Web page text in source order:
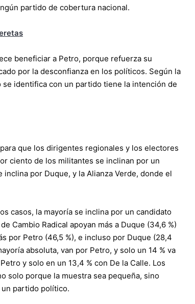
partido de cobertura nacional.
beneficiar a Petro, porque refuerza su
por la desconfianza en los políticos. Según la
identifica con un partido tiene la intención de
que los dirigentes regionales y los electores
ciento de los militantes se inclinan por un
por Duque, y la Alianza Verde, donde el
casos, la mayoría se inclina por un candidato
Cambio Radical apoyan más a Duque (34,6 %)
por Petro (46,5 %), e incluso por Duque (28,4
absoluta, van por Petro, y solo un 14 % va
y solo en un 13,4 % con De la Calle. Los
solo porque la muestra sea pequeña, sino
partido político.